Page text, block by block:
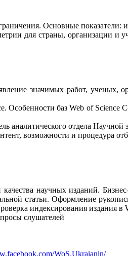
Основные
для страны, организации и
значимых работ, ученых,
Особенности баз Web of
аналитического отдела
возможности и процедура
научных изданий.
статьи. Оформление
индексирования издания в
слушателей
WoS.Ukraianin/